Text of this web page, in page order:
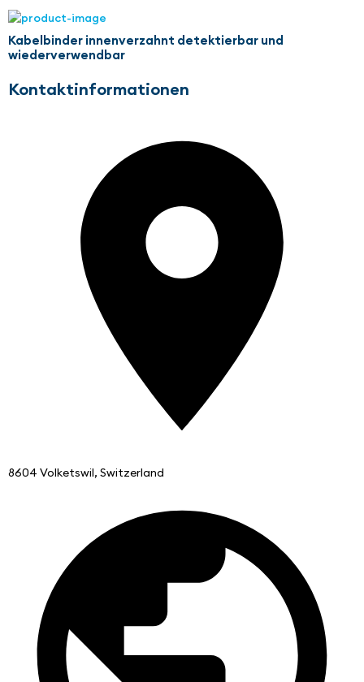
Kabelbinder innenverzahnt detektierbar und
wiederverwendbar
Kontaktinformationen
8604 Volketswil, Switzerland